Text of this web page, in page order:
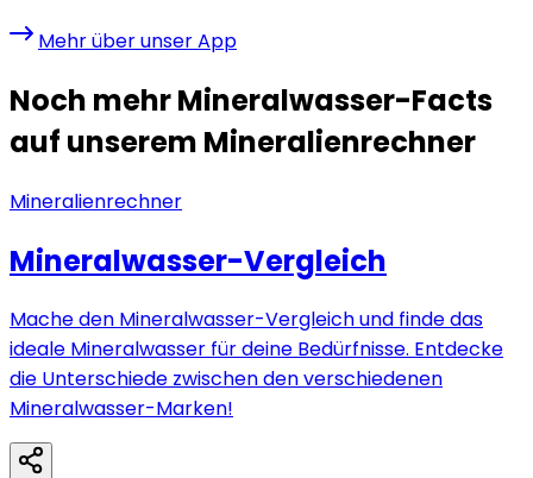
Mehr über unser App
Noch mehr Mineralwasser-Facts
auf unserem Mineralienrechner
Mineralienrechner
Mineralwasser-Vergleich
Mache den Mineralwasser-Vergleich und finde das
ideale Mineralwasser für deine Bedürfnisse. Entdecke
die Unterschiede zwischen den verschiedenen
Mineralwasser-Marken!